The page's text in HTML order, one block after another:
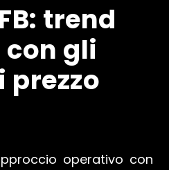
trend
gli
prezzo
operativo con